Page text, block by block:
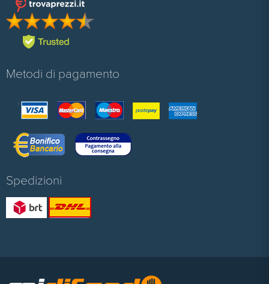
Metodi di pagamento
Spedizioni